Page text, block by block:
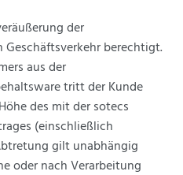
der
berechtigt.
aus der
tritt der Kunde
des mit der sotecs
(einschließlich
gilt unabhängig
oder nach Verarbeitung